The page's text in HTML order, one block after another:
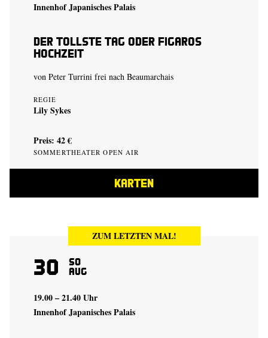
Innenhof Japanisches Palais
Der tollste Tag oder Figaros
Hochzeit
von Peter Turrini frei nach Beaumarchais
REGIE
Lily Sykes
Preis: 42 €
SOMMERTHEATER OPEN AIR
KARTEN
ZUM LETZTEN MAL!
30 So
Aug
19.00 – 21.40 Uhr
Innenhof Japanisches Palais